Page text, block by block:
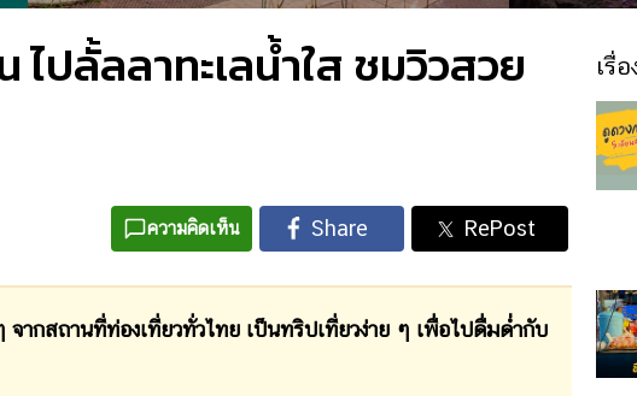
ไปลั้ลลาทะเลน้ำใส ชมวิวสวย
ความคิดเห็น
ถานที่ท่องเที่ยวทั่วไทย เป็นทริปเที่ยวง่าย ๆ เพื่อไปดื่มด่ำกับ
เรื่